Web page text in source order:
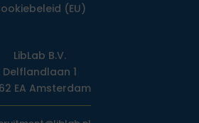
(EU)
LibLab B.V.
Delflandlaan 1
EA Amsterdam